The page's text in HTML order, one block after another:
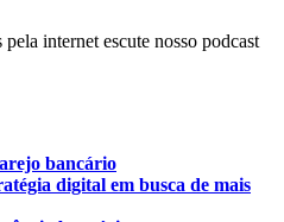
internet escute nosso podcast
bancário
digital em busca de mais